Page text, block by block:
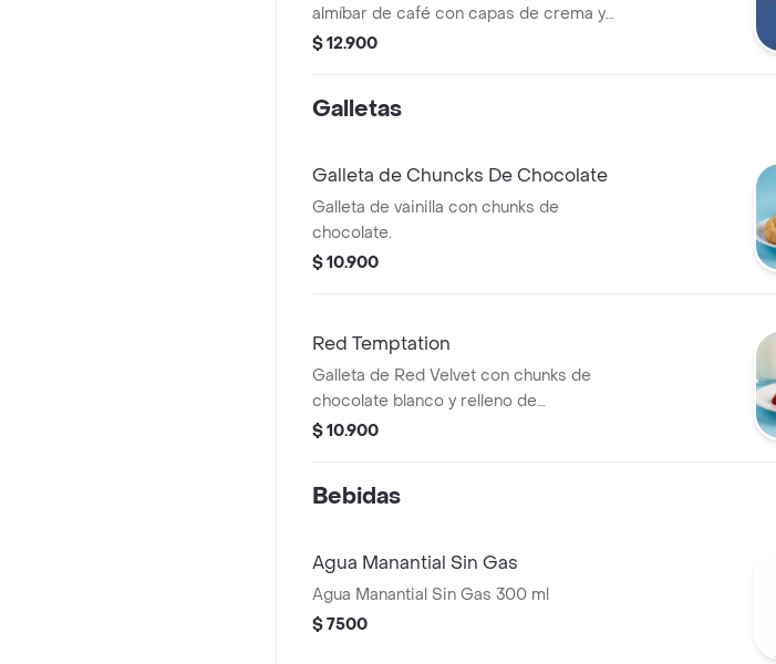
almíbar de café con capas de crema y
Oreo triturada.
$ 12.900
Galletas
Galleta de Chuncks De Chocolate
Galleta de vainilla con chunks de
chocolate.
$ 10.900
Red Temptation
Galleta de Red Velvet con chunks de
chocolate blanco y relleno de
Cheesecake.
$ 10.900
Bebidas
Agua Manantial Sin Gas
Agua Manantial Sin Gas 300 ml
$ 7500